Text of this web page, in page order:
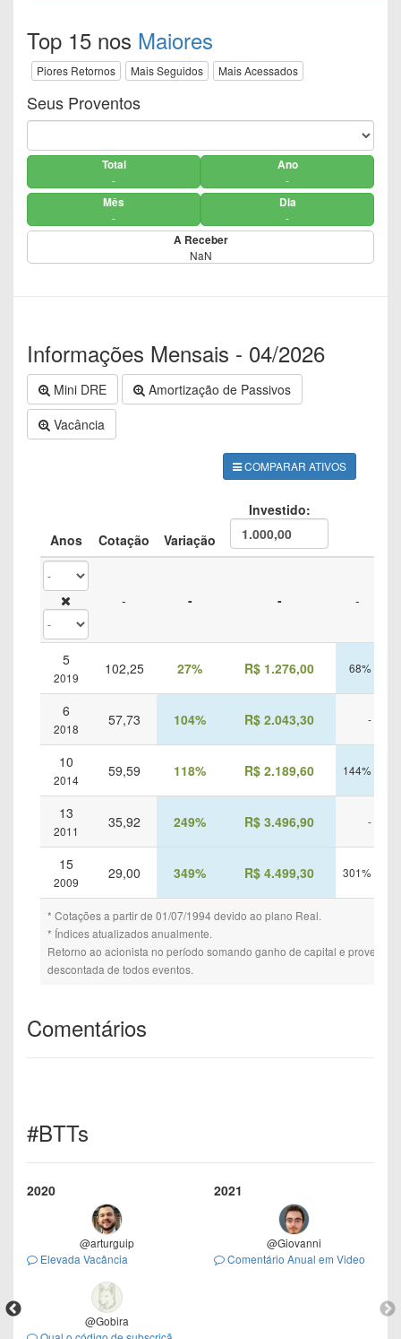
Top 15 nos Maiores
Piores Retornos Mais Seguidos Mais Acessados
Seus Proventos
Total
-
Ano
-
Mês
-
Dia
-
A Receber
NaN
Informações Mensais - 04/2026
Mini DRE
Amortização de Passivos
Vacância
COMPARAR ATIVOS
Anos Cotação Variação
Investido:
- - - -
5
2019
102,25 27% R$ 1.276,00 68%
6
2018
57,73 104% R$ 2.043,30 -
10
2014
59,59 118% R$ 2.189,60 144%
13
2011
35,92 249% R$ 3.496,90 -
15
2009
29,00 349% R$ 4.499,30 301%
* Cotações a partir de 01/07/1994 devido ao plano Real.
* Índices atualizados anualmente.
Retorno ao acionista no período somando ganho de capital e
descontada de todos eventos.
Comentários
#BTTs
2020
@arturguip
Elevada Vacância
@Gobira
2021
@Giovanni
Comentário Anual em Video